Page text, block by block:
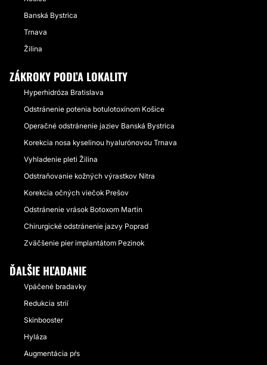
Banská Bystrica
Trnava
Žilina
ZÁKROKY PODĽA LOKALITY
Hyperhidróza Bratislava
Odstránenie potenia botulotoxínom Košice
Operačné odstránenie jaziev Banská Bystrica
Korekcia nosa kyselinou hyalurónovou Trnava
Vyhladenie pleti Žilina
Odstraňovanie kožných výrastkov​ Nitra
Korekcia očných viečok Prešov
Odstránenie vrások Botoxom Martin
Chirurgické odstránenie jazvy Poprad
Zväčšenie pier implantátom Pezinok
ĎALŠIE HĽADANIE
Vpáčené bradavky
Redukcia strií
Skinbooster
Hyláza
Augmentácia pŕs